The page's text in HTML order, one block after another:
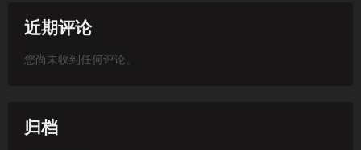
近期评论
您尚未收到任何评论。
归档